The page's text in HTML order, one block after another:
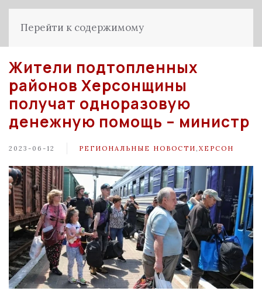
Перейти к содержимому
Жители подтопленных
районов Херсонщины
получат одноразовую
денежную помощь – министр
2023-06-12 РЕГИОНАЛЬНЫЕ НОВОСТИ ХЕРСОН